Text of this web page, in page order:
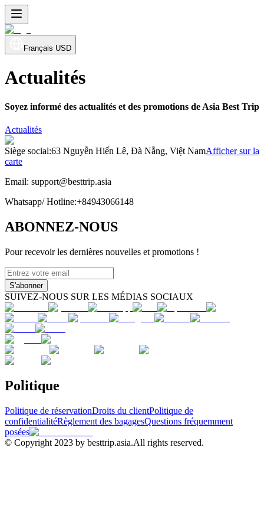
Français USD
Actualités
Soyez informé des actualités et des promotions de Asia Best Trip
Actualités
Siège social:63 Nguyễn Hiến Lê, Đà Nẵng, Việt NamAfficher sur la
carte
Email: support@besttrip.asia
Whatsapp/Hotline:+84943066148
ABONNEZ-NOUS
Pour recevoir les dernières nouvelles et promotions !
S'abonner
SUIVEZ-NOUS SUR LES MÉDIAS SOCIAUX
Politique
Politique de réservationDroits du clientPolitique de
confidentialitéRèglement des bagagesQuestions fréquemment
posées
© Copyright 2023 by besttrip.asia.All rights reserved.